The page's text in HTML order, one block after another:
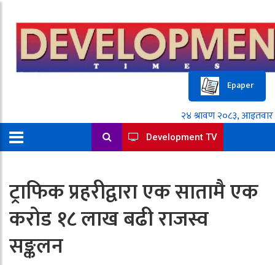
Epaper
Development TV
ट्राफिक प्रहरीद्वारा एक सातामै एक
करोड १८ लाख बढी राजस्व
सङ्कलन